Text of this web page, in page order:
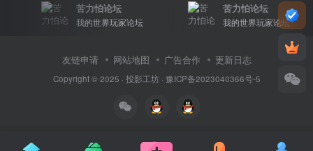
苦力怕论坛
我的世界玩家论坛
苦力怕论坛
我的世界玩家论坛
友链申请 网站地图 广告合作 更新日志
Copyright © 2025 · 投影工坊· 豫ICP备2023040366号-5